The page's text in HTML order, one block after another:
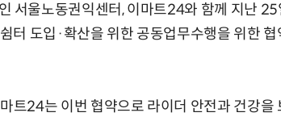
서울노동권익센터, 이마트24와 함께 지난
터 도입·확산을 위한 공동업무수행을 위한
트24는 이번 협약으로 라이더 안전과 건강을